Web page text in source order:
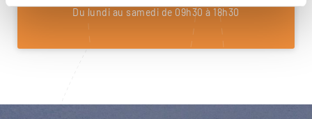
Du lundi au samedi de 09h30 à 18h30